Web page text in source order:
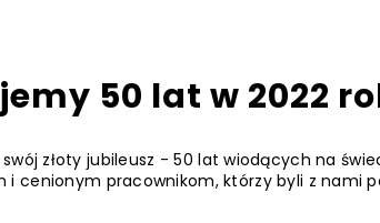
50 lat w 2022
złoty jubileusz - 50 lat wiodących na
cenionym pracownikom, którzy byli z nami